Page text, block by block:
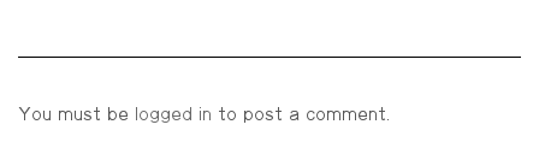
You must be logged in to post a comment.